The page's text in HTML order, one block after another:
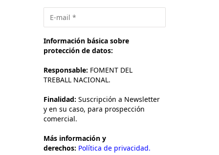
Información básica sobre
protección de datos:
Responsable: FOMENT DEL
TREBALL NACIONAL.
Finalidad: Suscripción a Newsletter
y en su caso, para prospección
comercial.
Más información y
derechos: Política de privacidad.